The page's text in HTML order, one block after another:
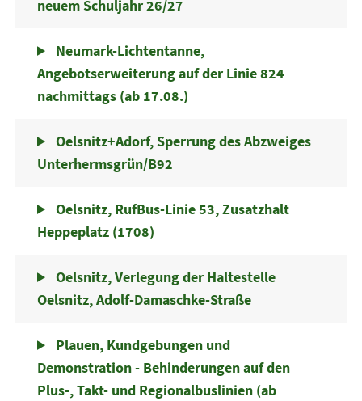
neuem Schuljahr 26/27
Neumark-Lichtentanne,
Angebotserweiterung auf der Linie 824
nachmittags (ab 17.08.)
Oelsnitz+Adorf, Sperrung des Abzweiges
Unterhermsgrün/B92
Oelsnitz, RufBus-Linie 53, Zusatzhalt
Heppeplatz (1708)
Oelsnitz, Verlegung der Haltestelle
Oelsnitz, Adolf-Damaschke-Straße
Plauen, Kundgebungen und
Demonstration - Behinderungen auf den
Plus-, Takt- und Regionalbuslinien (ab